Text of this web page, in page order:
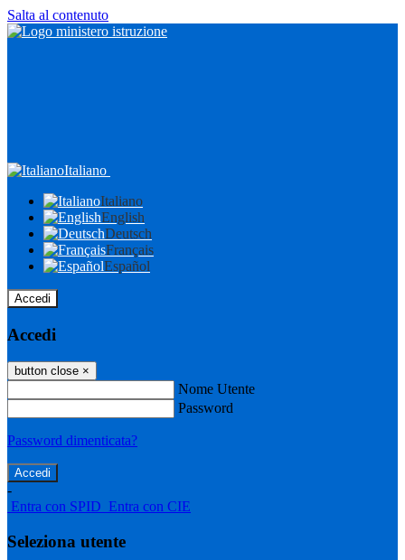
Salta al contenuto
Italiano
Italiano
English
Deutsch
Français
Español
Accedi
Accedi
button close ×
Nome Utente
Password
Password dimenticata?
-
Entra con SPID Entra con CIE
Seleziona utente